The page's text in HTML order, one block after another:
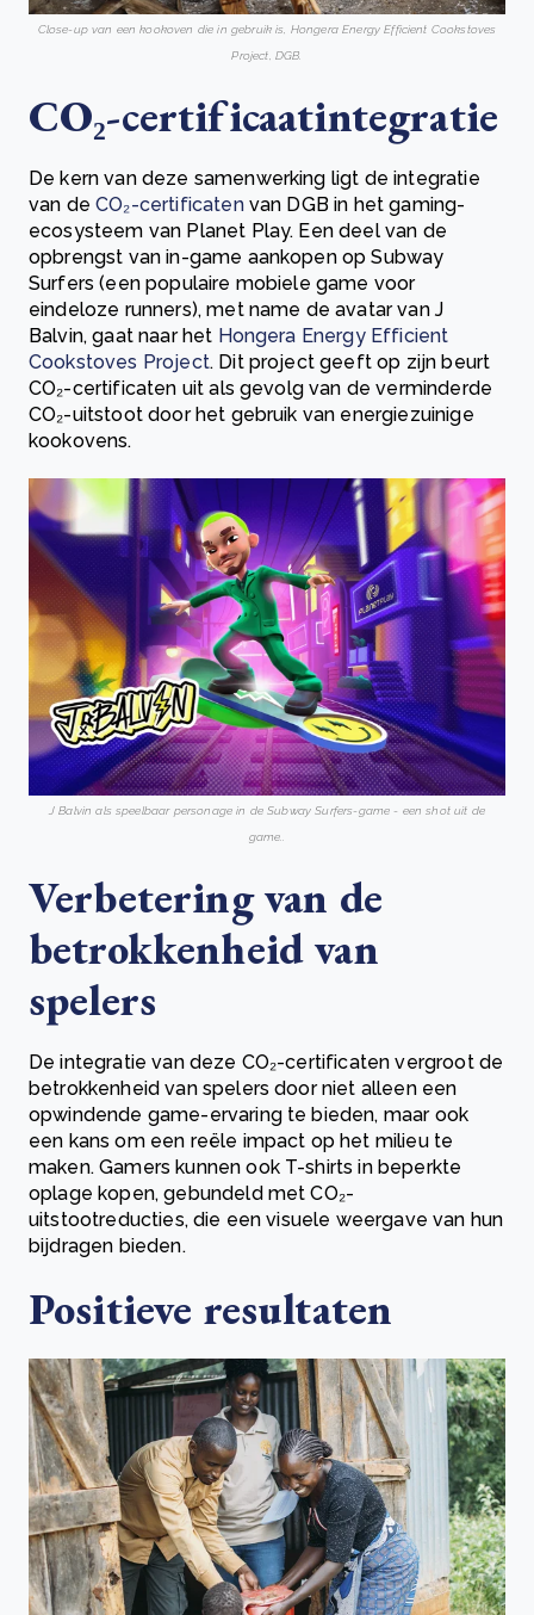
Close-up van een kookoven die in gebruik is, Hongera Energy Efficient Cookstoves
Project, DGB.
CO₂-certificaatintegratie
De kern van deze samenwerking ligt de integratie
van deCO₂-certificatenvan DGB in het gaming-
ecosysteem van Planet Play. Een deel van de
opbrengst van in-game aankopen op Subway
Surfers (een populaire mobiele game voor
eindeloze runners), met name de avatar van J
Balvin, gaat naar het Hongera Energy Efficient
Cookstoves Project. Dit project geeft op zijn beurt
CO₂-certificaten uit als gevolg van de verminderde
CO₂-uitstoot door het gebruik van energiezuinige
kookovens.
J Balvin als speelbaar personage in de Subway Surfers-game - een shot uit de
game..
Verbetering van de
betrokkenheid van
spelers
De integratie van deze CO₂-certificaten vergroot de
betrokkenheid van spelers door niet alleen een
opwindende game-ervaring te bieden, maar ook
een kans om een reële impact op het milieu te
maken. Gamers kunnen ook T-shirts in beperkte
oplage kopen, gebundeld met CO₂-
uitstootreducties, die een visuele weergave van hun
bijdragen bieden.
Positieve resultaten